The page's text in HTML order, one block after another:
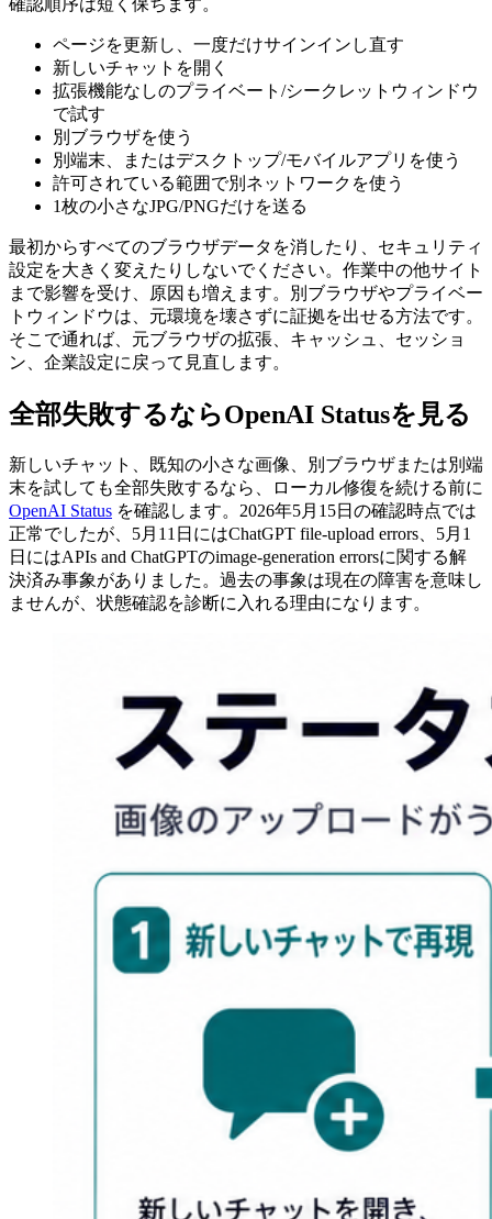
ページを更新し、一度だけサインインし直す
新しいチャットを開く
拡張機能なしのプライベート/シークレットウィンドウ
で試す
別ブラウザを使う
別端末、またはデスクトップ/モバイルアプリを使う
許可されている範囲で別ネットワークを使う
1枚の小さなJPG/PNGだけを送る
最初からすべてのブラウザデータを消したり、セキュリティ
設定を大きく変えたりしないでください。作業中の他サイト
まで影響を受け、原因も増えます。別ブラウザやプライベー
トウィンドウは、元環境を壊さずに証拠を出せる方法です。
そこで通れば、元ブラウザの拡張、キャッシュ、セッショ
ン、企業設定に戻って見直します。
全部失敗するならOpenAI Statusを見る
新しいチャット、既知の小さな画像、別ブラウザまたは別端
末を試しても全部失敗するなら、ローカル修復を続ける前に
OpenAI Status を確認します。2026年5月15日の確認時点では
正常でしたが、5月11日にはChatGPT file-upload errors、5月1
日にはAPIs and ChatGPTのimage-generation errorsに関する解
決済み事象がありました。過去の事象は現在の障害を意味し
ませんが、状態確認を診断に入れる理由になります。